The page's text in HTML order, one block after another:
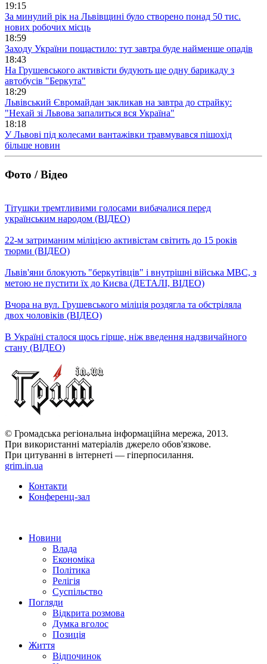
19:15
За минулий рік на Львівщині було створено понад 50 тис.
нових робочих місць
18:59
Заходу України пощастило: тут завтра буде найменше опадів
18:43
На Грушевського активісти будують ще одну барикаду з
автобусів "Беркута"
18:29
Львівський Євромайдан закликав на завтра до страйку:
"Нехай зі Львова запалиться вся Україна"
18:18
У Львові під колесами вантажівки травмувався пішохід
більше новин
Фото / Відео
Тітушки тремтливими голосами вибачалися перед
українським народом (ВІДЕО)
22-м затриманим міліцією активістам світить до 15 років
тюрми (ВІДЕО)
Львів'яни блокують "беркутівців" і внутрішні війська МВС, з
метою не пустити їх до Києва (ДЕТАЛІ, ВІДЕО)
Вчора на вул. Грушевського міліція роздягла та обстріляла
двох чоловіків (ВІДЕО)
В Україні сталося щось гірше, ніж введення надзвичайного
стану (ВІДЕО)
© Громадська регіональна інформаційна мережа, 2013.
При використанні матеріалів джерело обов'язкове.
При цитуванні в інтернеті — гіперпосилання.
grim.in.ua
Контакти
Конференц-зал
Новини
Влада
Економіка
Політика
Релігія
Суспільство
Погляди
Відкрита розмова
Думка вголос
Позиція
Життя
Відпочинок